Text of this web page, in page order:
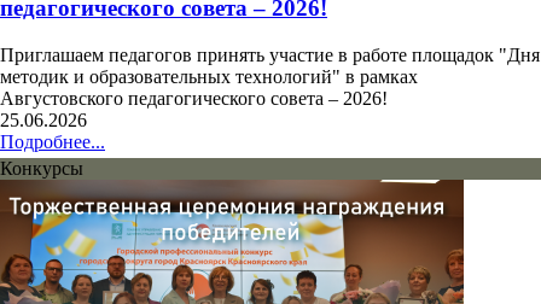
педагогического совета – 2026!
Приглашаем педагогов принять участие в работе площадок "Дня
методик и образовательных технологий" в рамках
Августовского педагогического совета – 2026!
25.06.2026
Подробнее...
Конкурсы